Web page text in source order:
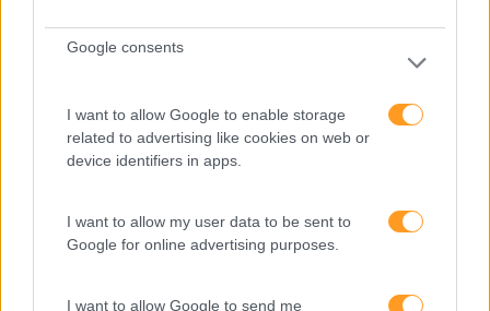
Google consents
I want to allow Google to enable storage
related to advertising like cookies on web or
device identifiers in apps.
I want to allow my user data to be sent to
Google for online advertising purposes.
I want to allow Google to send me
HOJE COM RECURSO À
IA, UM POTENCIAL DE
O NOVO OURO NEGRO
Também Poderá Gostar